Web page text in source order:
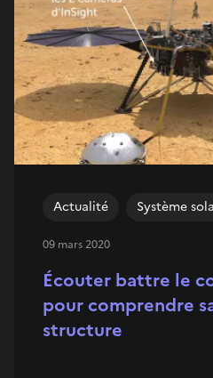
Écouter battre le
pour comprendre
structure
Actualité Système
09 mars 2020